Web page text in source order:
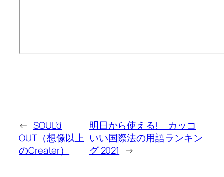
← SOUL’d
OUT（想像以上
のCreater）
明日から使える! カッコ
いい国際法の用語ランキン
グ 2021 →